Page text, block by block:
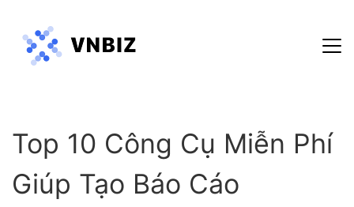
Blog
Top 10 Công Cụ Miễn Phí
Giúp Tạo Báo Cáo